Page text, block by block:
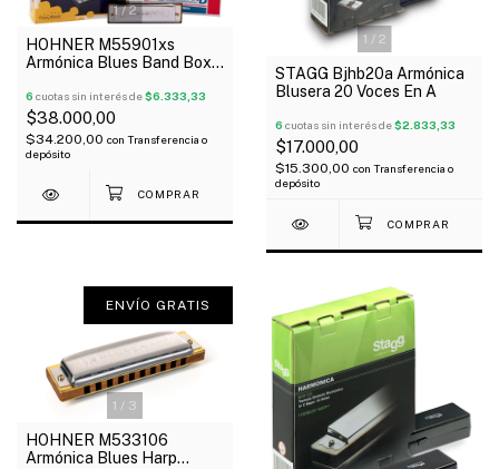
1/2
HOHNER M55901xs
Armónica Blues Band Box
6 cuotas sin interés de$6.333,33
$38.000,00
$34.200,00 con Transferencia o
depósito
1 / 2
STAGG Bjhb20a Armónica
Blusera 20 Voces En A
6 cuotas sin interés de$2.833,33
$17.000,00
$15.300,00 con Transferencia o
depósito
1 / 3
ENVÍO GRATIS
HOHNER M533106
Armónica Blues Harp